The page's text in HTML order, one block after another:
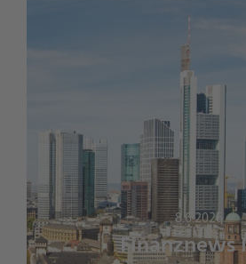
8.6.2026
Finanznews